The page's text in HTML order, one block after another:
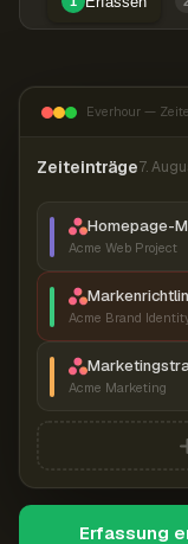
Everhour —
Zeiteinträge7.
Homepage-
Acme Web Project
Acme Brand
Acme Marketing
Erfassung